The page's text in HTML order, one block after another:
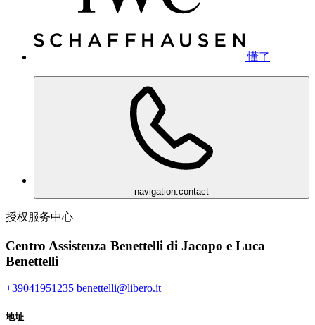
懂了
navigation.contact
授权服务中心
Centro Assistenza Benettelli di Jacopo e Luca
Benettelli
+39041951235 benettelli@libero.it
地址